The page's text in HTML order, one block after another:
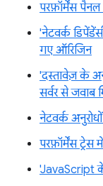
परफ़ॉर्मेंस पैनल
'नेटवर्क
गए ऑरिजिन
'दस्तावेज़ के
सर्वर से जवाब
नेटवर्क
परफ़ॉर्मेंस
'JavaScript